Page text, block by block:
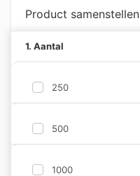
Product samenstellen
1. Aantal
250
500
1000